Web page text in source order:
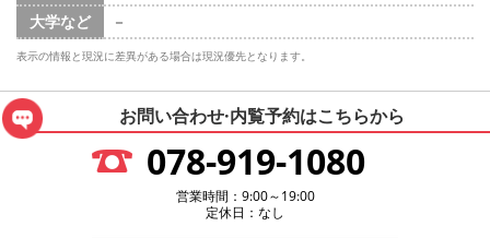
大学など
－
表示の情報と現況に差異がある場合は現況優先となります。
お問い合わせ·内覧予約はこちらから
078-919-1080
営業時間：9:00～19:00
定休日：なし